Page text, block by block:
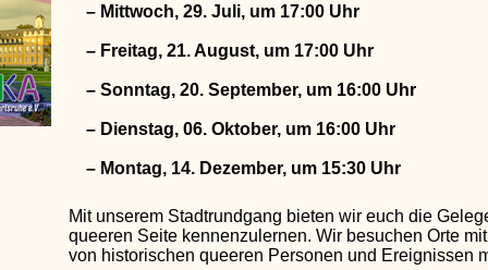
– Mittwoch, 29. Juli, um 17:00 Uhr
– Freitag, 21. August, um 17:00 Uhr
– Sonntag, 20. September, um 16:00 Uhr
– Dienstag, 06. Oktober, um 16:00 Uhr
– Montag, 14. Dezember, um 15:30 Uhr
Mit unserem Stadtrundgang bieten wir euch die
queeren Seite kennenzulernen. Wir besuchen Orte
von historischen queeren Personen und Ereignissen